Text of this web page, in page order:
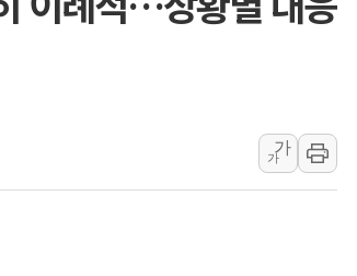
, 백신·자폐증 행정명령 검토…"이르면 다음 주"
핵심 원유 수출항 '하르그섬', 최근 1주일 이상 '올
뉴스] 뉴욕 반도체주 프리뷰...美 고용 쇼크에 반도
시 프리뷰, 美 고용 쇼크에 금리 인상 우려 후퇴…
가
가